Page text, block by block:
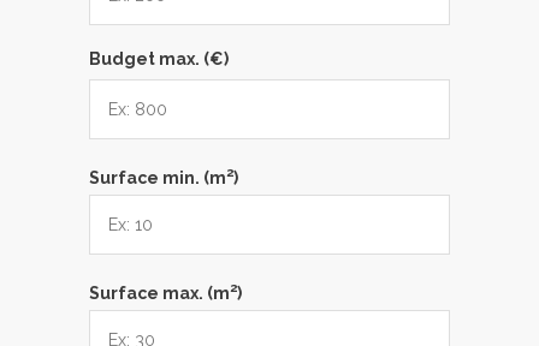
Budget max. (€)
Surface min. (m2)
Surface max. (m2)